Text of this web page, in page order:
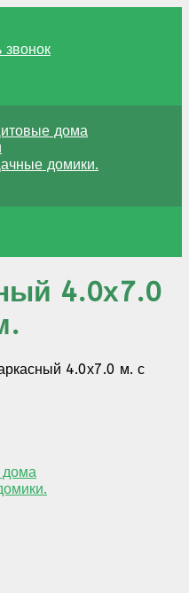
звонок
дома
домики.
4.0х7.0
4.0х7.0 м. с